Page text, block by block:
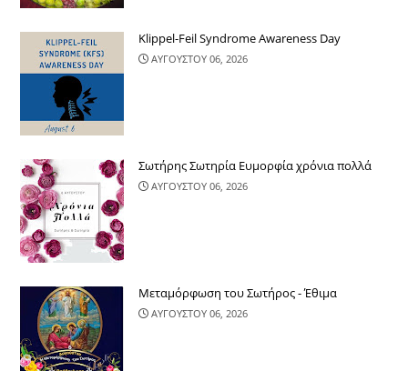
Klippel-Feil Syndrome Awareness Day
ΑΥΓΟΥΣΤΟΥ 06, 2026
Σωτήρης Σωτηρία Ευμορφία χρόνια πολλά
ΑΥΓΟΥΣΤΟΥ 06, 2026
Μεταμόρφωση του Σωτήρος - Έθιμα
ΑΥΓΟΥΣΤΟΥ 06, 2026